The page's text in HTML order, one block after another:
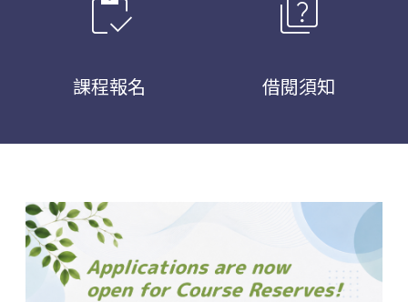
inventory
課程報名
quiz
借閱須知